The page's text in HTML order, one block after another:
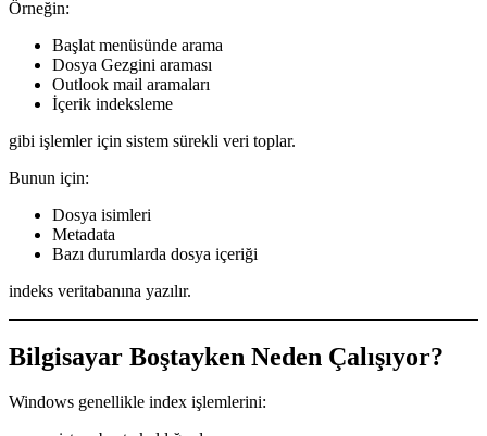
Örneğin:
Başlat menüsünde arama
Dosya Gezgini araması
Outlook mail aramaları
İçerik indeksleme
gibi işlemler için sistem sürekli veri toplar.
Bunun için:
Dosya isimleri
Metadata
Bazı durumlarda dosya içeriği
indeks veritabanına yazılır.
Bilgisayar Boştayken Neden Çalışıyor?
Windows genellikle index işlemlerini: